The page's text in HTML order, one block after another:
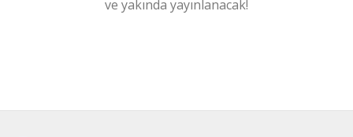
ve yakında yayınlanacak!